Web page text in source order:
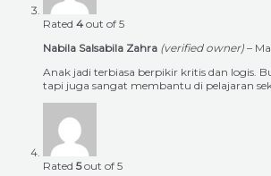
Rated 4 out of 5
Nabila Salsabila Zahra (verified owner) –
Anak jadi terbiasa berpikir kritis dan logis.
tapi juga sangat membantu di pelajaran
Rated 5out of 5